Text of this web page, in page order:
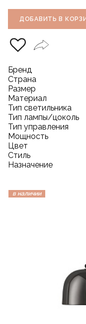
ДОБАВИТЬ В
Бренд
Страна
Размер
Материал
Тип светильника
Тип лампы/цоколь
Тип управления
Мощность
Цвет
Стиль
Назначение
в наличии